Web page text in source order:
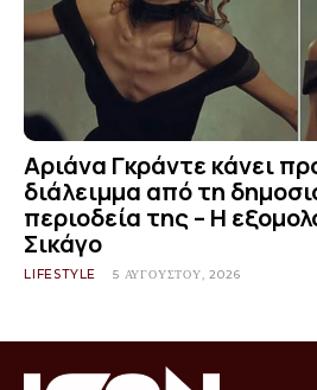
Αριάνα Γκράντε κάνει
διάλειμμα από τη
περιοδεία της – Η
Σικάγο
LIFESTYLE 5 ΑΥΓΟΎΣΤΟΥ, 2026